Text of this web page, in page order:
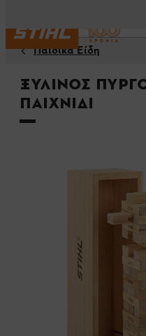
Παιδικά Είδη
Ξύλινος
παιχνίδι